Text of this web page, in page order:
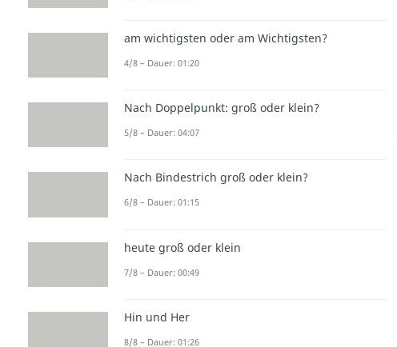
am wichtigsten oder am Wichtigsten?
4/8 – Dauer: 01:20
Nach Doppelpunkt: groß oder klein?
5/8 – Dauer: 04:07
Nach Bindestrich groß oder klein?
6/8 – Dauer: 01:15
heute groß oder klein
7/8 – Dauer: 00:49
Hin und Her
8/8 – Dauer: 01:26